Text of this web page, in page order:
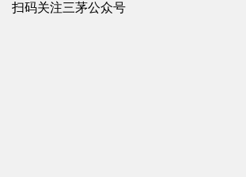
扫码关注三茅公众号